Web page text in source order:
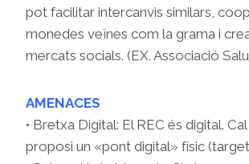
pot facilitar intercanvis similars,
monedes veïnes com la grama i
mercats socials. (EX. Associació
AMENACES
• Bretxa Digital: El REC és digital.
proposi un «pont digital» físic